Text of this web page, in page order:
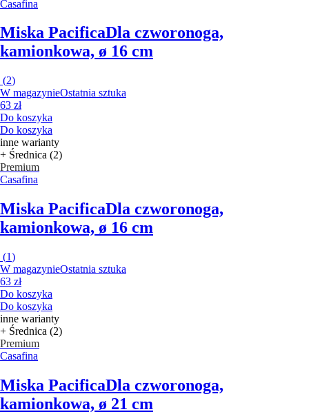
Casafina
Miska PacificaDla czworonoga,
kamionkowa, ø 16 cm
(2)
W magazynieOstatnia sztuka
63 zł
Do koszyka
Do koszyka
inne warianty
+ Średnica (2)
Premium
Casafina
Miska PacificaDla czworonoga,
kamionkowa, ø 16 cm
(1)
W magazynieOstatnia sztuka
63 zł
Do koszyka
Do koszyka
inne warianty
+ Średnica (2)
Premium
Casafina
Miska PacificaDla czworonoga,
kamionkowa, ø 21 cm